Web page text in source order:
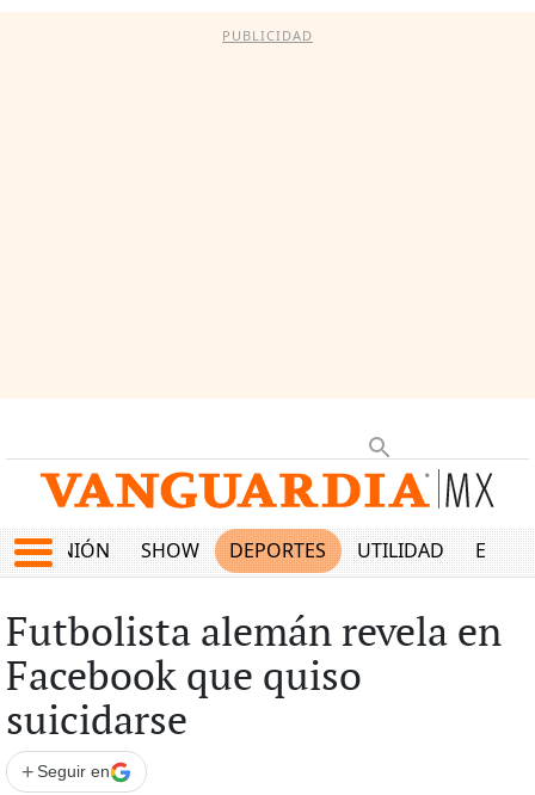
PUBLICIDAD
OPINIÓN SHOW DEPORTES UTILIDAD
Futbolista alemán revela en
Facebook que quiso
suicidarse
+ Seguir en